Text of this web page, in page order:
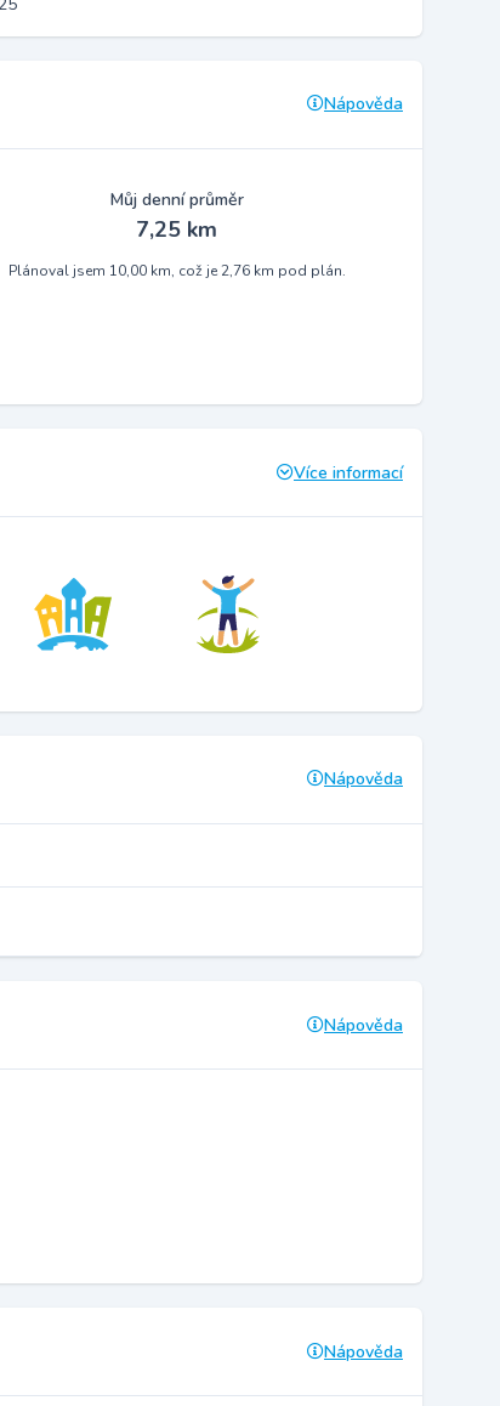
Nápověda
Můj denní průměr
7,25 km
Plánoval jsem 10,00 km, což je 2,76 km pod plán.
Více informací
Nápověda
Nápověda
Nápověda